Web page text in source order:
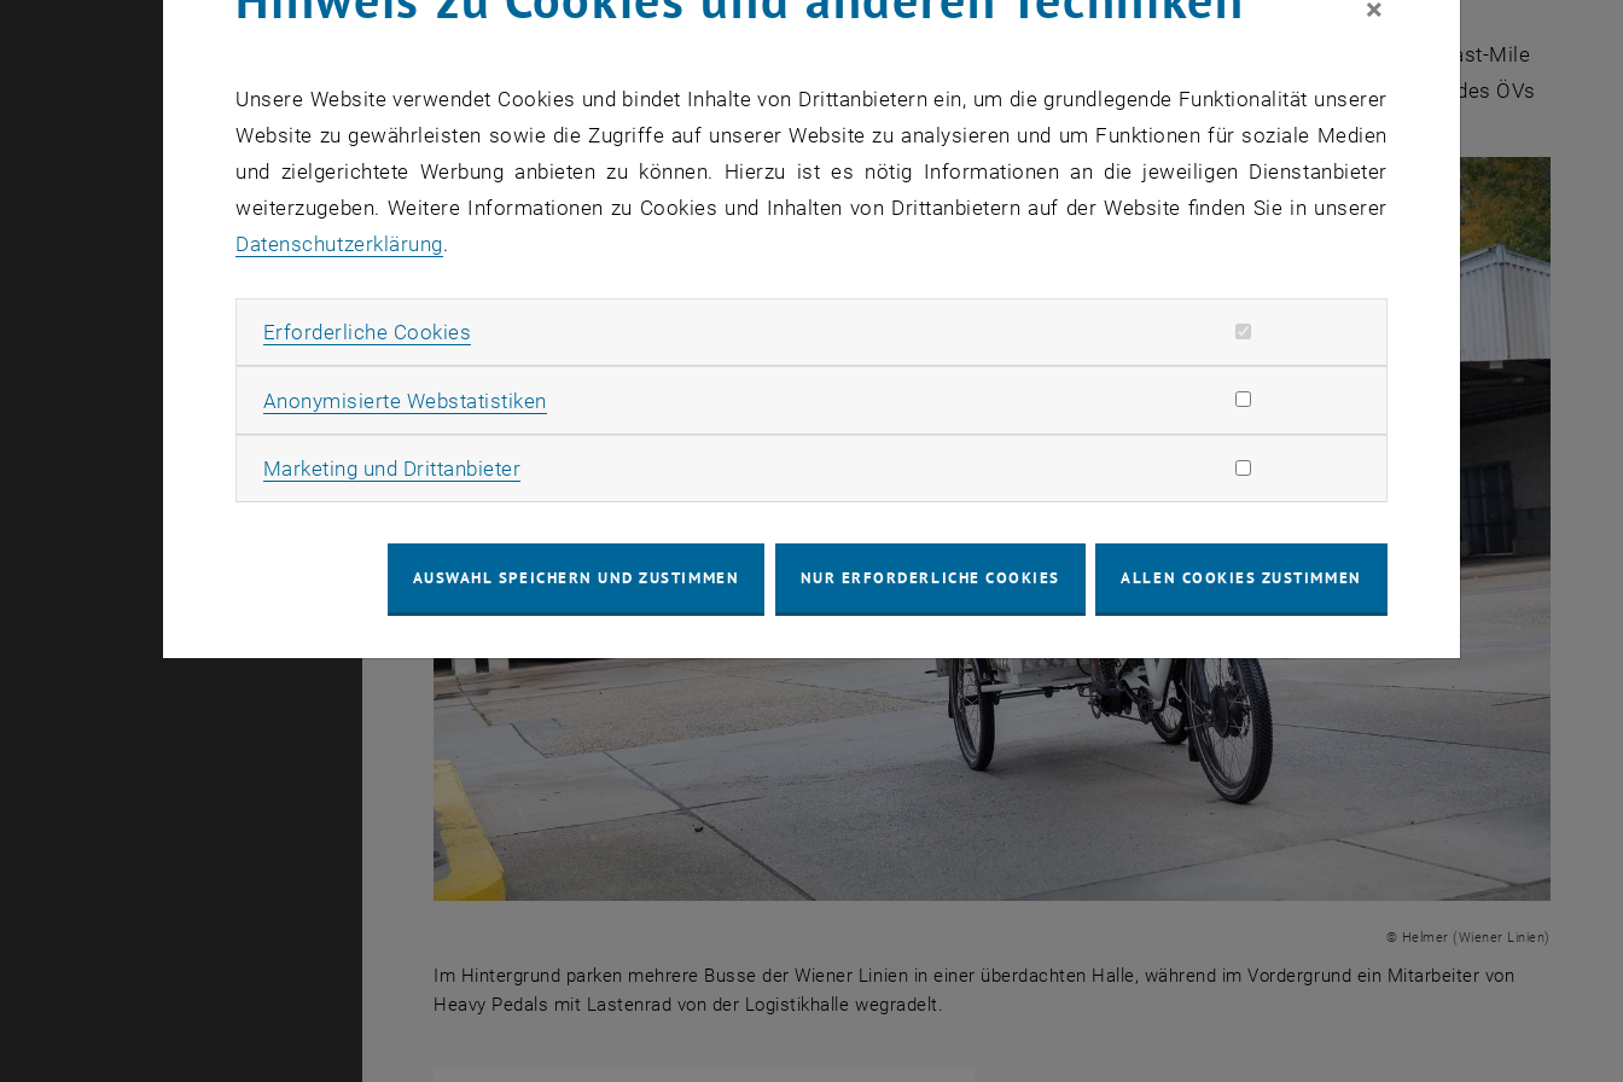
Logistik untersucht. Mit dieser Veränderung der Last-Mile ist die Erwartung verbunden, die Nutzung nicht-
Last-Mile
Logistik nachhaltig zu realisieren bzw. sogar eine Umverteilung mit (schienengebundenen) Transportmitteln des ÖVs
zu ermöglichen.
© Helmer (Wiener Linien)
Im Hintergrund parken mehrere Busse der Wiener Linien in einer überdachten Halle, während im Vordergrund ein Mitarbeiter von
Heavy Pedals mit Lastenrad von der Logistikhalle wegradelt.
×
Unsere Website verwendet Cookies und bindet Inhalte von Drittanbietern ein, um die grundlegende Funktionalität unserer
Website zu gewährleisten sowie die Zugriffe auf unserer Website zu analysieren und um Funktionen für soziale Medien
und zielgerichtete Werbung anbieten zu können. Hierzu ist es nötig Informationen an die jeweiligen Dienstanbieter
weiterzugeben. Weitere Informationen zu Cookies und Inhalten von Drittanbietern auf der Website finden Sie in unserer
Datenschutzerklärung.
Erforderliche Cookies
Anonymisierte Webstatistiken
Marketing und DrittanbieterMarketing Cookies zulassen
AUSWAHL SPEICHERN UND ZUSTIMMEN NUR ERFORDERLICHE COOKIES ALLEN COOKIES ZUSTIMMEN